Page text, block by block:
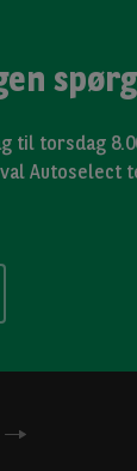
til torsdag
Autoselect